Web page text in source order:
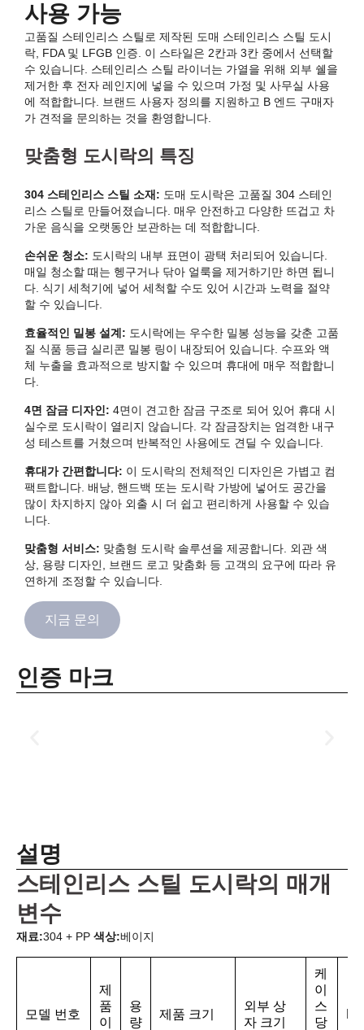
사용 가능
고품질 스테인리스 스틸로 제작된 도매 스테인리스 스틸 도시
락, FDA 및 LFGB 인증. 이 스타일은 2칸과 3칸 중에서 선택할
수 있습니다. 스테인리스 스틸 라이너는 가열을 위해 외부 쉘을
제거한 후 전자 레인지에 넣을 수 있으며 가정 및 사무실 사용
에 적합합니다. 브랜드 사용자 정의를 지원하고 B 엔드 구매자
가 견적을 문의하는 것을 환영합니다.
맞춤형 도시락의 특징
304 스테인리스 스틸 소재: 도매 도시락은 고품질 304 스테인
리스 스틸로 만들어졌습니다. 매우 안전하고 다양한 뜨겁고 차
가운 음식을 오랫동안 보관하는 데 적합합니다.
손쉬운 청소: 도시락의 내부 표면이 광택 처리되어 있습니다.
매일 청소할 때는 헹구거나 닦아 얼룩을 제거하기만 하면 됩니
다. 식기 세척기에 넣어 세척할 수도 있어 시간과 노력을 절약
할 수 있습니다.
효율적인 밀봉 설계: 도시락에는 우수한 밀봉 성능을 갖춘 고품
질 식품 등급 실리콘 밀봉 링이 내장되어 있습니다. 수프와 액
체 누출을 효과적으로 방지할 수 있으며 휴대에 매우 적합합니
다.
4면 잠금 디자인: 4면이 견고한 잠금 구조로 되어 있어 휴대 시
실수로 도시락이 열리지 않습니다. 각 잠금장치는 엄격한 내구
성 테스트를 거쳤으며 반복적인 사용에도 견딜 수 있습니다.
휴대가 간편합니다: 이 도시락의 전체적인 디자인은 가볍고 컴
팩트합니다. 배낭, 핸드백 또는 도시락 가방에 넣어도 공간을
많이 차지하지 않아 외출 시 더 쉽고 편리하게 사용할 수 있습
니다.
맞춤형 서비스: 맞춤형 도시락 솔루션을 제공합니다. 외관 색
상, 용량 디자인, 브랜드 로고 맞춤화 등 고객의 요구에 따라 유
연하게 조정할 수 있습니다.
지금 문의
인증 마크
설명
스테인리스 스틸 도시락의 매개
변수
재료:304 + PP 색상:베이지
모델 번호
제
품
이
용
량
제품 크기
외부 상
자 크기
케
이
스
당